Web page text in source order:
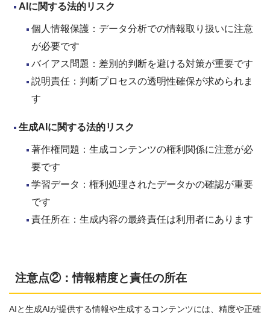
AI に関する法的リスク
個人情報保護：データ分析での情報取り扱いに注意
が必要です
バイアス問題：差別的判断を避ける対策が重要です
説明責任：判断プロセスの透明性確保が求められま
す
生成AI に関する法的リスク
著作権問題：生成コンテンツの権利関係に注意が必
要です
学習データ：権利処理されたデータかの確認が重要
です
責任所在：生成内容の最終責任は利用者にあります
注意点②：情報精度と責任の所在
AIと生成AIが提供する情報や生成するコンテンツには、精度や正確